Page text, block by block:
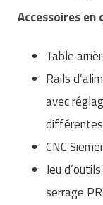
Accessoires en
Table
Rails
avec
CNC
Jeu
serrage